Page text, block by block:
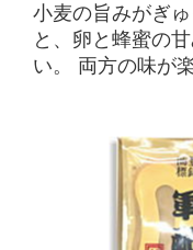
小麦の旨みがぎ
と、卵と蜂蜜の
い。 両方の味が